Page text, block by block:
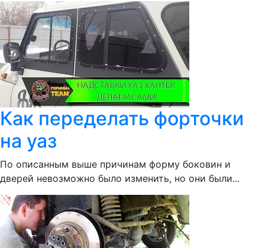
Как переделать форточки
на уаз
По описанным выше причинам форму боковин и
дверей невозможно было изменить, но они были...